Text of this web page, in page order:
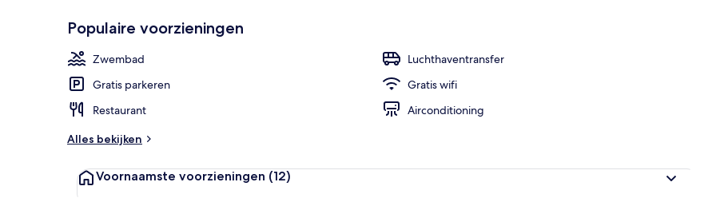
Populaire voorzieningen
Zwembad
Luchthaventransfer
Gratis parkeren
Gratis wifi
Restaurant
Airconditioning
Alles bekijken
Voornaamste voorzieningen (12)